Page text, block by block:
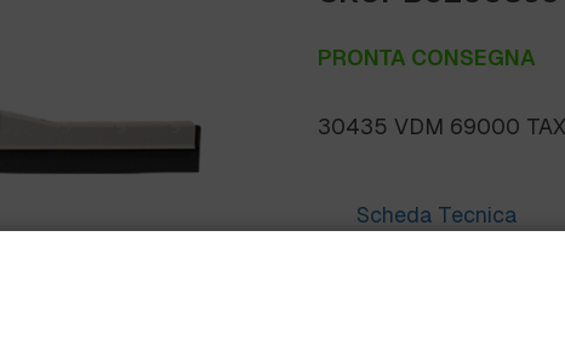
PRONTA CONSEGNA
30435 VDM 69000
Scheda Tecnica